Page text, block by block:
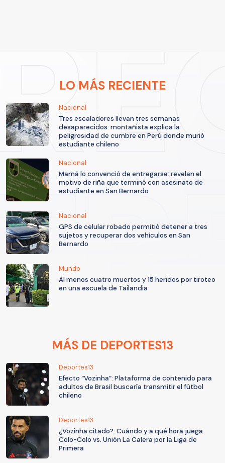
LO MÁS RECIENTE
Nacional
Tres escaladores llevan tres semanas
desaparecidos: montañista explica la
peligrosidad de cumbre en Perú donde murió
estudiante chileno
Nacional
Mamá lo convenció de entregarse: revelan el
motivo de riña que terminó con asesinato de
estudiante en San Bernardo
Nacional
GPS de celular robado permitió detener a tres
sujetos y recuperar dos vehículos en San
Bernardo
Mundo
Al menos cuatro muertos y 15 heridos por tiroteo
en una escuela de Tailandia
MÁS DE DEPORTES13
Deportes13
Efecto “Vozinha”: Plataforma de contenido para
adultos de Brasil buscaría transmitir el fútbol
chileno
Deportes13
¿Vozinha citado?: Cuándo y a qué hora juega
Colo-Colo vs. Unión La Calera por la Liga de
Primera